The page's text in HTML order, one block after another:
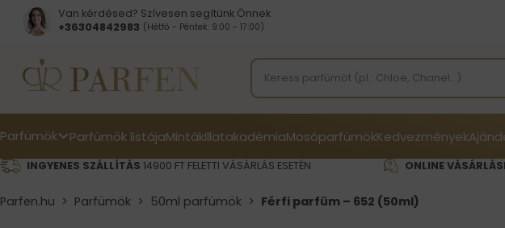
Van kérdésed? Szívesen segítünk Önnek
+36304842983 (Hétfő - Péntek: 9:00 - 17:00)
Parfümök Parfümök listájaMintákIllatakadémiaMosóparfümökKedvezmények
INGYENES SZÁLLÍTÁS 14900 FT FELETTI VÁSÁRLÁS ESETÉN ONLINE VÁSÁRLÁSI
Parfen.hu > Parfümök > 50ml parfümök > Férfi parfüm – 652 (50ml)